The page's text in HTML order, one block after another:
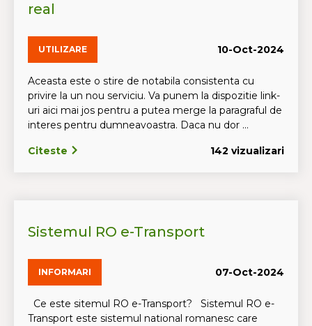
real
UTILIZARE 10-Oct-2024
Aceasta este o stire de notabila consistenta cu
privire la un nou serviciu. Va punem la dispozitie link-
uri aici mai jos pentru a putea merge la paragraful de
interes pentru dumneavoastra. Daca nu dor ...
Citeste 142 vizualizari
Sistemul RO e-Transport
INFORMARI 07-Oct-2024
Ce este sitemul RO e-Transport? Sistemul RO e-
Transport este sistemul national romanesc care